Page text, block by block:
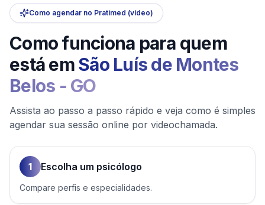
Como agendar no Pratimed (vídeo)
Como funciona para quem
está em São Luís de Montes
Belos - GO
Assista ao passo a passo rápido e veja como é simples
agendar sua sessão online por videochamada.
1 Escolha um psicólogo
Compare perfis e especialidades.